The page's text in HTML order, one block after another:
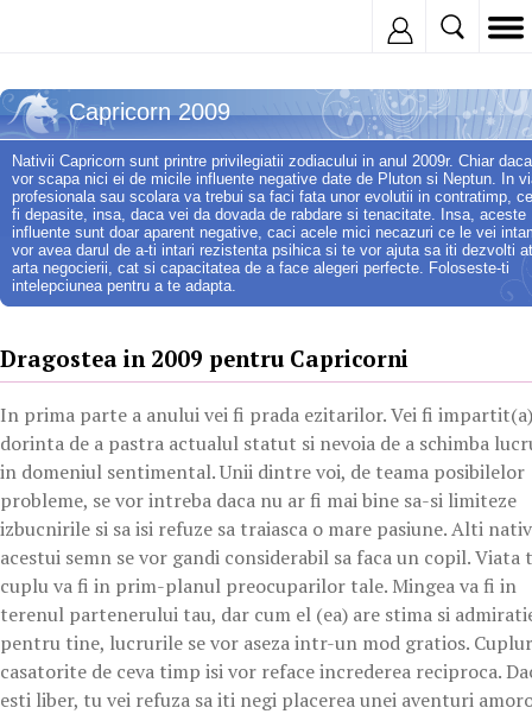
Capricorn 2009
Nativii Capricorn sunt printre privilegiatii zodiacului in anul 2009r. Chiar
vor scapa nici ei de micile influente negative date de Pluton si Neptun. In
profesionala sau scolara va trebui sa faci fata unor evolutii in contratimp,
fi depasite, insa, daca vei da dovada de rabdare si tenacitate. Insa, aceste
influente sunt doar aparent negative, caci acele mici necazuri ce le vei
vor avea darul de a-ti intari rezistenta psihica si te vor ajuta sa iti dezvolti
arta negocierii, cat si capacitatea de a face alegeri perfecte. Foloseste-ti
intelepciunea pentru a te adapta.
Dragostea in 2009 pentru Capricorni
In prima parte a anului vei fi prada ezitarilor. Vei fi
dorinta de a pastra actualul statut si nevoia de a schimba
in domeniul sentimental. Unii dintre voi, de teama posibilelor
probleme, se vor intreba daca nu ar fi mai bine sa-si limiteze
izbucnirile si sa isi refuze sa traiasca o mare pasiune. Alti
acestui semn se vor gandi considerabil sa faca un copil. Viata
cuplu va fi in prim-planul preocuparilor tale. Mingea va fi in
terenul partenerului tau, dar cum el (ea) are stima si
pentru tine, lucrurile se vor aseza intr-un mod gratios.
casatorite de ceva timp isi vor reface increderea reciproca.
esti liber, tu vei refuza sa iti negi placerea unei aventuri